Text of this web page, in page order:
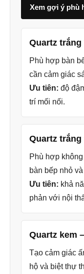
Xem gợi ý phù
Quartz trắng
Phù hợp bàn
cần cảm giác
Ưu tiên: độ
trí mối nối.
Quartz
Phù hợp
bàn bếp nhỏ
Ưu tiên: khả
phản với nội
Quartz kem
Tạo cảm giác
hộ và biệt thự